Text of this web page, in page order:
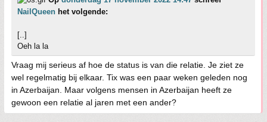
NailQueen het volgende:
[..]
Oeh la la
Vraag mij serieus af hoe de status is van die relatie. Je ziet ze
wel regelmatig bij elkaar. Tix was een paar weken geleden nog
in Azerbaijan. Maar volgens mensen in Azerbaijan heeft ze
gewoon een relatie al jaren met een ander?